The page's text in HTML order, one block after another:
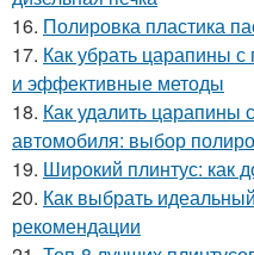
16. Полировка пластика
17. Как убрать царапины
и эффективные методы
18. Как удалить царапины
автомобиля: выбор
19. Широкий плинтус: как
20. Как выбрать
рекомендации